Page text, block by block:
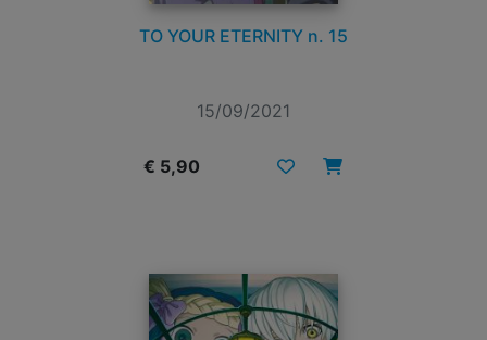
TO YOUR ETERNITY n. 15
15/09/2021
€ 5,90